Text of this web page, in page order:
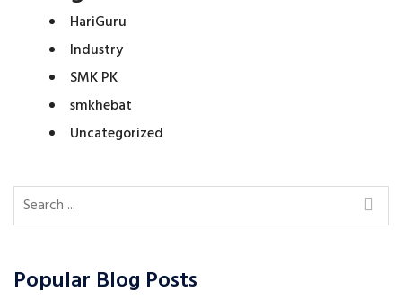
HariGuru
Industry
SMK PK
smkhebat
Uncategorized
Popular Blog Posts